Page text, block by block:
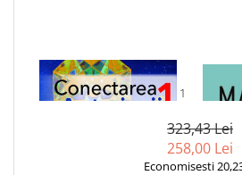
Pot desena minunat
Sa coloram cu Nicol
1 x CONECTAREA CU
ARCTURIENII. VOLUMUL 1
1 x
323,43 Lei
258,00 Lei
Economisesti